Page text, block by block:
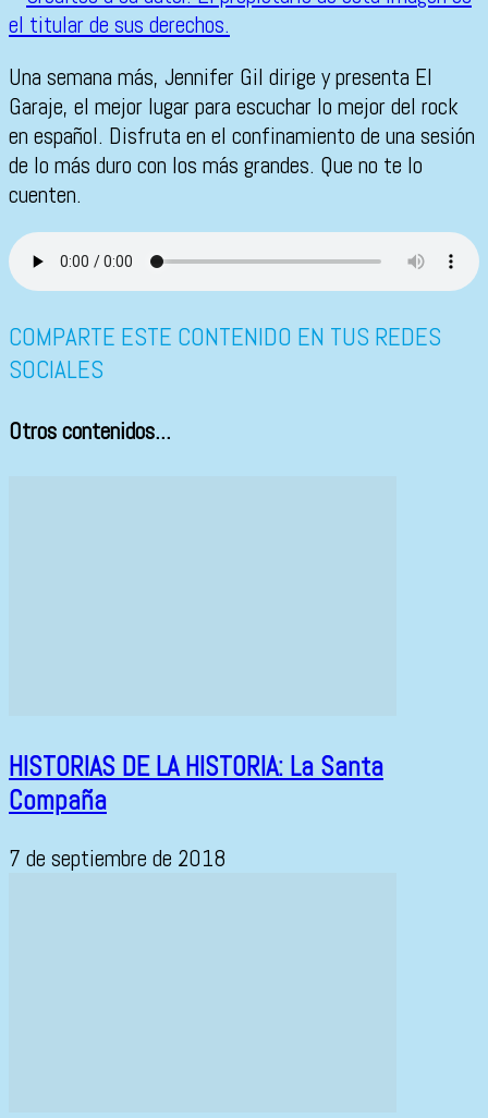
Una semana más, Jennifer Gil dirige y presenta El
Garaje, el mejor lugar para escuchar lo mejor del rock
en español. Disfruta en el confinamiento de una sesión
de lo más duro con los más grandes. Que no te lo
cuenten.
COMPARTE ESTE CONTENIDO EN TUS REDES
SOCIALES
Otros contenidos...
HISTORIAS DE LA HISTORIA: La Santa
Compaña
7 de septiembre de 2018